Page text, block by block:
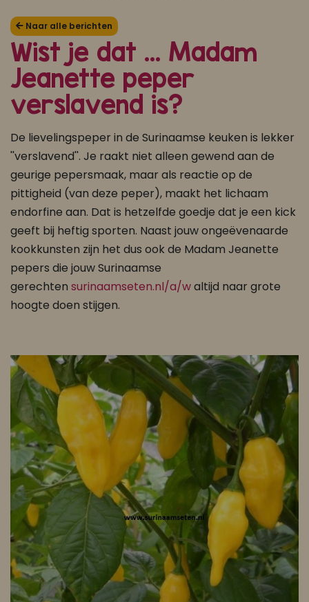
Koop ons bestseller kookboek
Of klik hierom je aan te melden voor Mijn Kookboek.
Naar alle berichten
Wist je dat ... Madam
Jeanette peper
verslavend is?
De lievelingspeper in de Surinaamse keuken is lekker
''verslavend''. Je raakt niet alleen gewend aan de
geurige pepersmaak, maar als reactie op de
pittigheid (van deze peper), maakt het lichaam
endorfine aan. Dat is hetzelfde goedje dat je een kick
geeft bij heftig sporten. Naast jouw ongeëvenaarde
kookkunsten zijn het dus ook de Madam Jeanette
pepers die jouw Surinaamse
gerechten surinaamseten.nl/a/waltijd naar grote
hoogte doen stijgen.